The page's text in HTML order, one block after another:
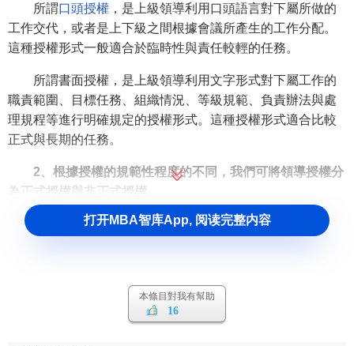
所謂口頭授權 ，是上級領導利用口頭語言對下屬所做的
工作交代，或者是上下級之間根據會議所產生的工作分配。
這種授權形式一般適合於臨時性與責任較輕的任務。
所謂書面授權，是上級領導利用文字形式對下屬工作的
職責範圍、目標任務、組織情況、等級規範、負責辦法與處
理規程等進行明確規定的授權形式。這種授權形式適合比較
正式與長期的任務。
2、根據授權的規範性程度的不同，我們可將領導授權分
為正式授權與非正式授權。
正式授權是領導主體根據法律規定並按照法定程式所進
非正式授權是指無法律特別規定或組織體系之外的非程
式性授權，帶有隨機性，因機遇與需要而定，往往是臨時性
打开MBA智库App, 阅读完整内容
本條目對我有幫助
16